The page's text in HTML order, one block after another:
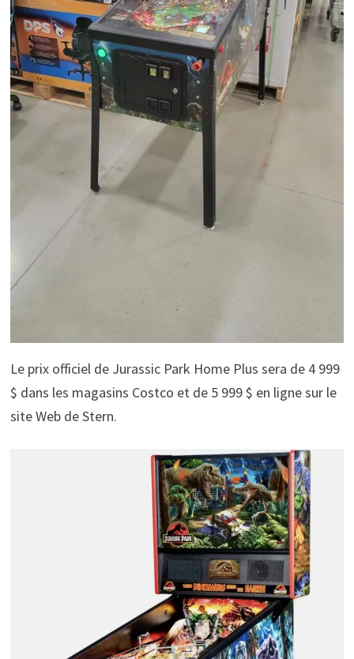
Le prix officiel de Jurassic Park Home Plus sera de 4 999
$ dans les magasins Costco et de 5 999 $ en ligne sur le
site Web de Stern.